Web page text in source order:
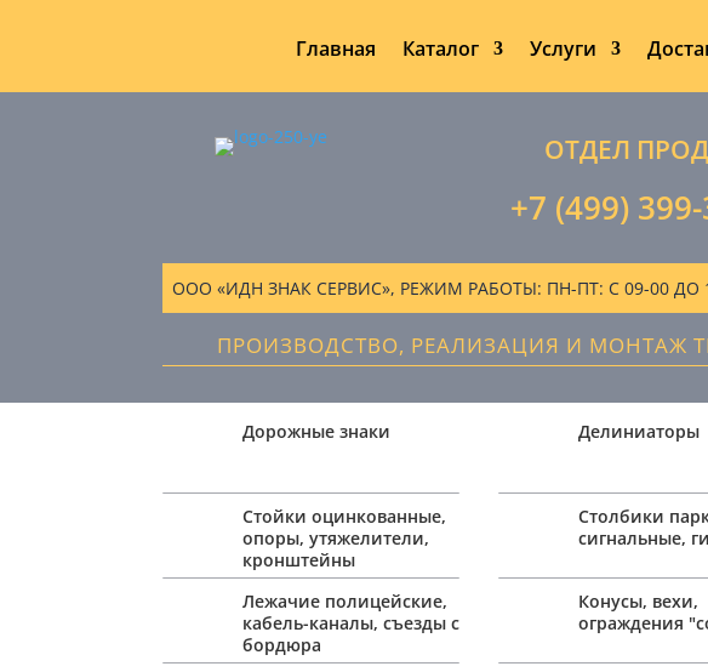
Главная Каталог Услуги
ОТДЕЛ
+7 (499)
ООО «ИДН ЗНАК СЕРВИС», РЕЖИМ РАБОТЫ: ПН-ПТ: С 09-00 ДО 18-
ПРОИЗВОДСТВО, РЕАЛИЗАЦИЯ И МОНТАЖ
Дорожные знаки
Стойки оцинкованные,
опоры, утяжелители,
кронштейны
Лежачие полицейские,
кабель-каналы, съезды с
бордюра
Делиниаторы
Столбики
сигнальные,
Конусы, вехи,
ограждения